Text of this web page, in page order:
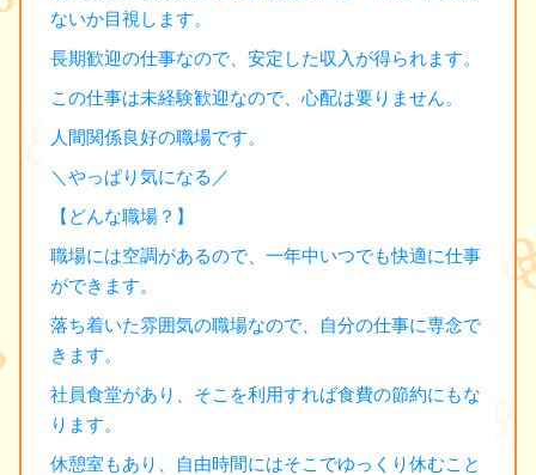
ないか目視します。
長期歓迎の仕事なので、安定した収入が得られます。
この仕事は未経験歓迎なので、心配は要りません。
人間関係良好の職場です。
＼やっぱり気になる／
【どんな職場？】
職場には空調があるので、一年中いつでも快適に仕事
ができます。
落ち着いた雰囲気の職場なので、自分の仕事に専念で
きます。
社員食堂があり、そこを利用すれば食費の節約にもな
ります。
休憩室もあり、自由時間にはそこでゆっくり休むこと